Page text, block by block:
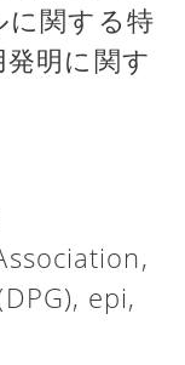
に関する特
明に関す
epi,